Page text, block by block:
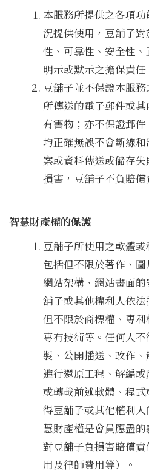
本服務所提供之各項
況提供使用，豆舖子
性、可靠性、安全性
明示或默示之擔保責任
豆舖子並不保證本服
所傳送的電子郵件或
有害物；亦不保證郵
均正確無誤不會斷線
案或資料傳送或儲存
損害，豆舖子不負賠償
智慧財產權的保護
豆舖子所使用之軟體或
包括但不限於著作、
網站架構、網站畫面
舖子或其他權利人依
但不限於商標權、專
專有技術等。任何人
製、公開播送、改作、
進行還原工程、解編
或轉載前述軟體、程
得豆舖子或其他權利
慧財產權是會員應盡
對豆舖子負損害賠償
用及律師費用等）。